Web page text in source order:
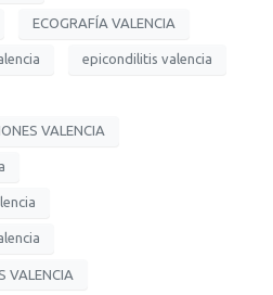
ECOGRAFÍA VALENCIA
epicondilitis valencia
VALENCIA
VALENCIA